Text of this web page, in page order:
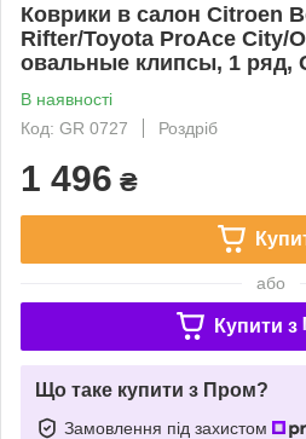
Коврики в салон Citroen
Rifter/Toyota ProAce City/
овальные клипсы, 1 ряд,
В наявності
Код: GR 0727
Роздріб
1 496 ₴
або
Купити з
Що таке купити з Пром?
Замовлення під захистом